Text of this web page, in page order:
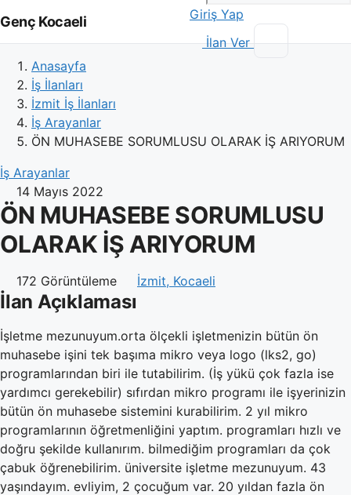
Genç Kocaeli
Giriş Yap
İlan Ver
Anasayfa
İş İlanları
İzmit İş İlanları
İş Arayanlar
ÖN MUHASEBE SORUMLUSU OLARAK İŞ ARIYORUM
İş Arayanlar
14 Mayıs 2022
ÖN MUHASEBE SORUMLUSU
OLARAK İŞ ARIYORUM
172 Görüntüleme İzmit, Kocaeli
İlan Açıklaması
İşletme mezunuyum.orta ölçekli işletmenizin bütün ön
muhasebe işini tek başıma mikro veya logo (lks2, go)
programlarından biri ile tutabilirim. (İş yükü çok fazla ise
yardımcı gerekebilir) sıfırdan mikro programı ile işyerinizin
bütün ön muhasebe sistemini kurabilirim. 2 yıl mikro
programlarının öğretmenliğini yaptım. programları hızlı ve
doğru şekilde kullanırım. bilmediğim programları da çok
çabuk öğrenebilirim. üniversite işletme mezunuyum. 43
yaşındayım. evliyim, 2 çocuğum var. 20 yıldan fazla ön